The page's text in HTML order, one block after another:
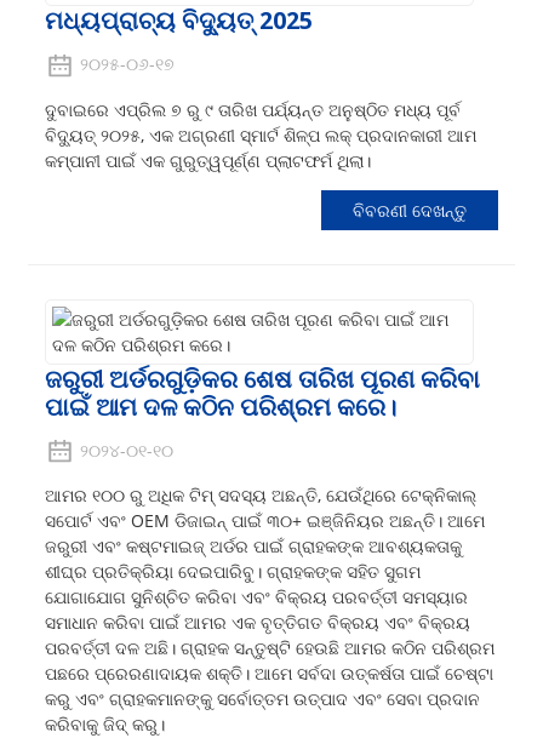
ମଧ୍ୟପ୍ରାଚ୍ୟ ବିଦ୍ୟୁତ୍ 2025
୨୦୨୫-୦୬-୧୭
ଦୁବାଇରେ ଏପ୍ରିଲ ୭ ରୁ ୯ ତାରିଖ ପର୍ଯ୍ୟନ୍ତ ଅନୁଷ୍ଠିତ ମଧ୍ୟ ପୂର୍ବ
ବିଦ୍ୟୁତ୍ ୨୦୨୫, ଏକ ଅଗ୍ରଣୀ ସ୍ମାର୍ଟ ଶିଳ୍ପ ଲକ୍ ପ୍ରଦାନକାରୀ ଆମ
କମ୍ପାନୀ ପାଇଁ ଏକ ଗୁରୁତ୍ୱପୂର୍ଣ୍ଣ ପ୍ଲାଟଫର୍ମ ଥିଲା।
ବିବରଣୀ ଦେଖନ୍ତୁ
ଜରୁରୀ ଅର୍ଡରଗୁଡ଼ିକର ଶେଷ ତାରିଖ ପୂରଣ କରିବା
ପାଇଁ ଆମ ଦଳ କଠିନ ପରିଶ୍ରମ କରେ।
୨୦୨୪-୦୧-୧୦
ଆମର ୧୦୦ ରୁ ଅଧିକ ଟିମ୍ ସଦସ୍ୟ ଅଛନ୍ତି, ଯେଉଁଥିରେ ଟେକ୍ନିକାଲ୍
ସପୋର୍ଟ ଏବଂ OEM ଡିଜାଇନ୍ ପାଇଁ ୩୦+ ଇଞ୍ଜିନିୟର ଅଛନ୍ତି। ଆମେ
ଜରୁରୀ ଏବଂ କଷ୍ଟମାଇଜ୍ ଅର୍ଡର ପାଇଁ ଗ୍ରାହକଙ୍କ ଆବଶ୍ୟକତାକୁ
ଶୀଘ୍ର ପ୍ରତିକ୍ରିୟା ଦେଇପାରିବୁ। ଗ୍ରାହକଙ୍କ ସହିତ ସୁଗମ
ଯୋଗାଯୋଗ ସୁନିଶ୍ଚିତ କରିବା ଏବଂ ବିକ୍ରୟ ପରବର୍ତ୍ତୀ ସମସ୍ୟାର
ସମାଧାନ କରିବା ପାଇଁ ଆମର ଏକ ବୃତ୍ତିଗତ ବିକ୍ରୟ ଏବଂ ବିକ୍ରୟ
ପରବର୍ତ୍ତୀ ଦଳ ଅଛି। ଗ୍ରାହକ ସନ୍ତୁଷ୍ଟି ହେଉଛି ଆମର କଠିନ ପରିଶ୍ରମ
ପଛରେ ପ୍ରେରଣାଦାୟକ ଶକ୍ତି। ଆମେ ସର୍ବଦା ଉତ୍କର୍ଷତା ପାଇଁ ଚେଷ୍ଟା
କରୁ ଏବଂ ଗ୍ରାହକମାନଙ୍କୁ ସର୍ବୋତ୍ତମ ଉତ୍ପାଦ ଏବଂ ସେବା ପ୍ରଦାନ
କରିବାକୁ ଜିଦ୍ କରୁ।